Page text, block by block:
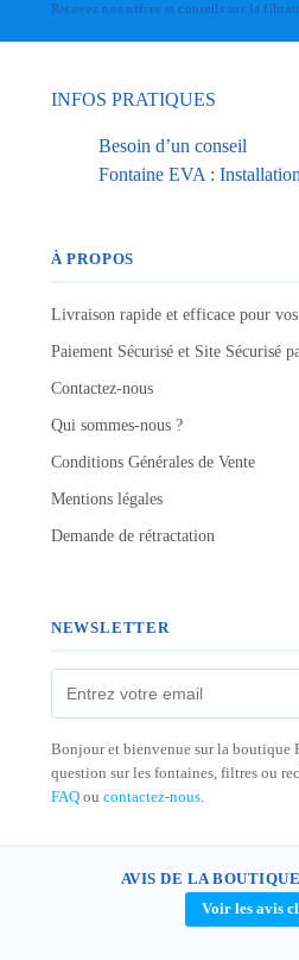
Recevez nos offres et conseils sur la
INFOS PRATIQUES
Besoin d’un conseil
Fontaine EVA :
À PROPOS
Livraison rapide et efficace pour vos
Paiement Sécurisé et Site Sécurisé
Contactez-nous
Qui sommes-nous ?
Conditions Générales de Vente
Mentions légales
Demande de rétractation
NEWSLETTER
Bonjour et bienvenue sur la boutique
question sur les fontaines, filtres ou
FAQou contactez-nous.
AVIS DE LA BOUTIQUE
Voir les avis